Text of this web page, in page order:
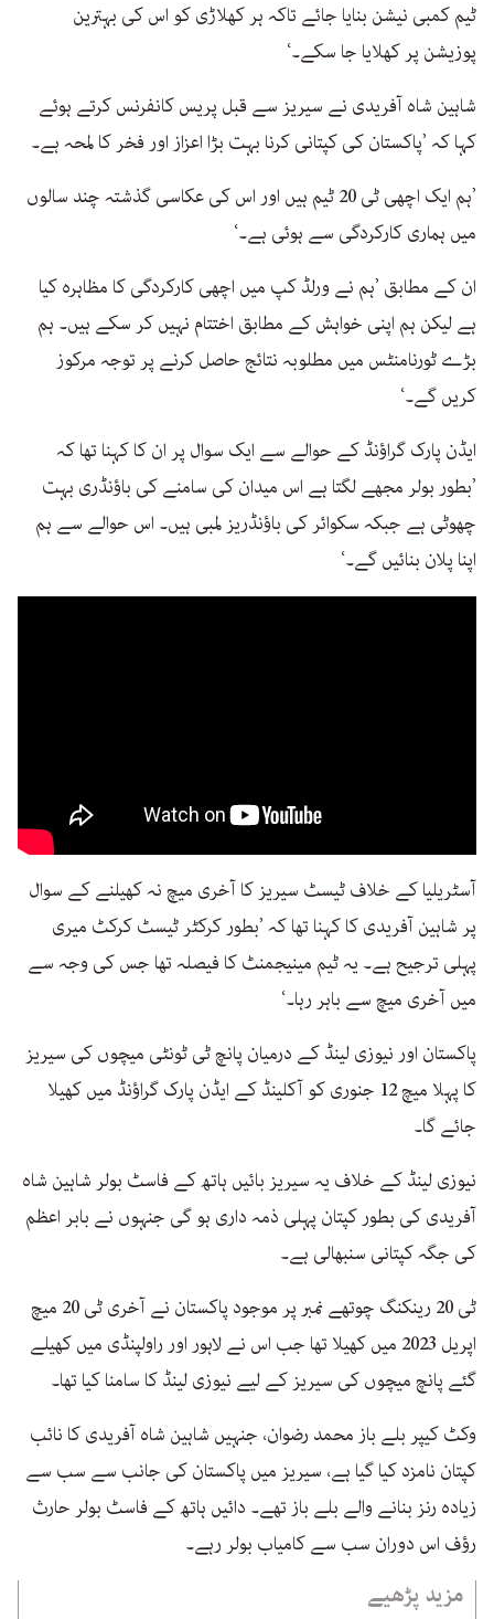
ٹیم کمبی نیشن بنایا جائے تاکہ ہر کھلاڑی کو اس کی بہترین
پوزیشن پر کھلایا جا سکے۔‘
شاہین شاہ آفریدی نے سیریز سے قبل پریس کانفرنس کرتے ہوئے
کہا کہ ’پاکستان کی کپتانی کرنا بہت بڑا اعزاز اور فخر کا لمحہ ہے۔
’ہم ایک اچھی ٹی 20 ٹیم ہیں اور اس کی عکاسی گذشتہ چند سالوں
میں ہماری کارکردگی سے ہوئی ہے۔‘
ان کے مطابق ’ہم نے ورلڈ کپ میں اچھی کارکردگی کا مظاہرہ کیا
ہے لیکن ہم اپنی خواہش کے مطابق اختتام نہیں کر سکے ہیں۔ ہم
بڑے ٹورنامنٹس میں مطلوبہ نتائج حاصل کرنے پر توجہ مرکوز
کریں گے۔‘
ایڈن پارک گراؤنڈ کے حوالے سے ایک سوال پر ان کا کہنا تھا کہ
’بطور بولر مجھے لگتا ہے اس میدان کی سامنے کی باؤنڈری بہت
چھوٹی ہے جبکہ سکوائر کی باؤنڈریز لمبی ہیں۔ اس حوالے سے ہم
اپنا پلان بنائیں گے۔‘
آسٹریلیا کے خلاف ٹیسٹ سیریز کا آخری میچ نہ کھیلنے کے سوال
پر شاہین آفریدی کا کہنا تھا کہ ’بطور کرکٹر ٹیسٹ کرکٹ میری
پہلی ترجیح ہے۔ یہ ٹیم مینیجمنٹ کا فیصلہ تھا جس کی وجہ سے
میں آخری میچ سے باہر رہا۔‘
پاکستان اور نیوزی لینڈ کے درمیان پانچ ٹی ٹونٹی میچوں کی سیریز
کا پہلا میچ 12 جنوری کو آکلینڈ کے ایڈن پارک گراؤنڈ میں کھیلا
جائے گا۔
نیوزی لینڈ کے خلاف یہ سیریز بائیں ہاتھ کے فاسٹ بولر شاہین شاہ
آفریدی کی بطور کپتان پہلی ذمہ داری ہو گی جنہوں نے بابر اعظم
کی جگہ کپتانی سنبھالی ہے۔
ٹی 20 رینکنگ چوتھے نمبر پر موجود پاکستان نے آخری ٹی 20 میچ
اپریل 2023 میں کھیلا تھا جب اس نے لاہور اور راولپنڈی میں کھیلے
گئے پانچ میچوں کی سیریز کے لیے نیوزی لینڈ کا سامنا کیا تھا۔
وکٹ کیپر بلے باز محمد رضوان، جنہیں شاہین شاہ آفریدی کا نائب
کپتان نامزد کیا گیا ہے، سیریز میں پاکستان کی جانب سے سب سے
زیادہ رنز بنانے والے بلے باز تھے۔ دائیں ہاتھ کے فاسٹ بولر حارث
رؤف اس دوران سب سے کامیاب بولر رہے۔
مزید پڑھیے